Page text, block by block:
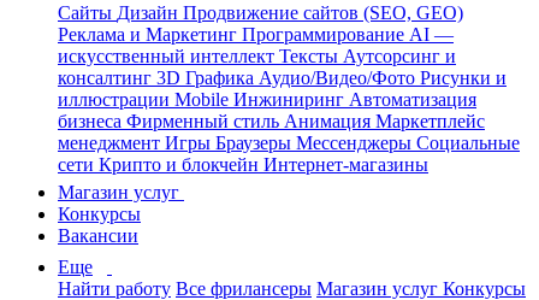
Сайты Дизайн Продвижение сайтов (SEO, GEO)
Реклама и Маркетинг Программирование AI —
искусственный интеллект Тексты Аутсорсинг и
консалтинг 3D Графика Аудио/Видео/Фото Рисунки и
иллюстрации Mobile Инжиниринг Автоматизация
бизнеса Фирменный стиль Анимация Маркетплейс
менеджмент Игры Браузеры Мессенджеры Социальные
сети Крипто и блокчейн Интернет-магазины
Магазин услуг
Конкурсы
Вакансии
Еще
Найти работу Все фрилансеры Магазин услуг Конкурсы